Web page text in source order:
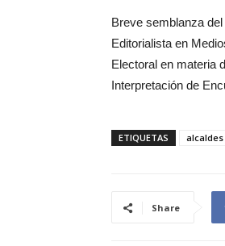
Breve semblanza
Editorialista en
Electoral en materia
Interpretación de
ETIQUETAS alcaldes
Share